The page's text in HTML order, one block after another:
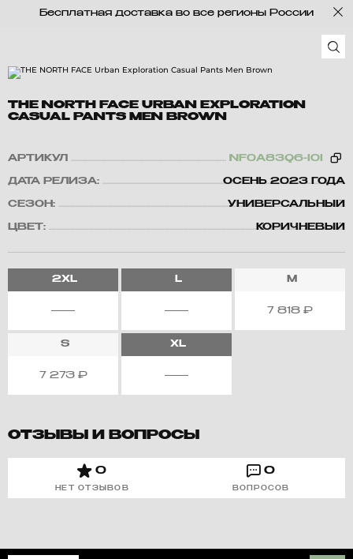
Бесплатная доставка во все регионы России
THE NORTH FACE URBAN EXPLORATION
CASUAL PANTS MEN BROWN
АРТИКУЛ NF0A83Q6-I0I
ДАТА РЕЛИЗА: ОСЕНЬ 2023 ГОДА
СЕЗОН: УНИВЕРСАЛЬНЫЙ
ЦВЕТ: КОРИЧНЕВЫЙ
2XL L M
7 818 ₽
S
7 273 ₽
XL
ОТЗЫВЫ И ВОПРОСЫ
0
НЕТ ОТЗЫВОВ
0
ВОПРОСОВ